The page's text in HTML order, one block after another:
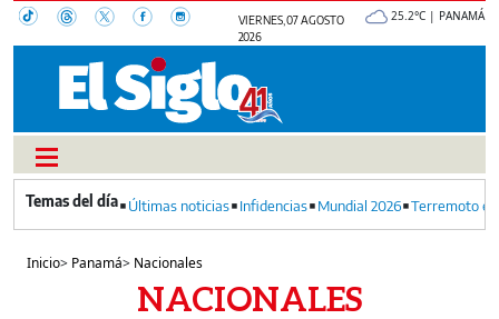
VIERNES, 07 AGOSTO
2026
25.2°C | PANAMÁ
Últimas noticias Infidencias Mundial 2026 Terremoto
Inicio> Panamá> Nacionales
NACIONALES